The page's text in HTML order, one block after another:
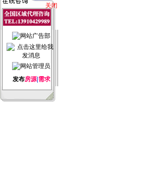
关闭
发布房源| 需求